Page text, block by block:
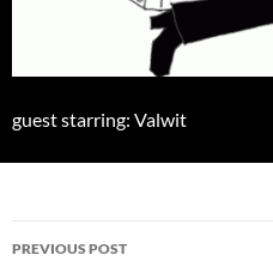
guest starring: Valwit
Post
PREVIOUS POST